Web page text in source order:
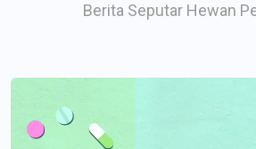
Berita Seputar Hewan